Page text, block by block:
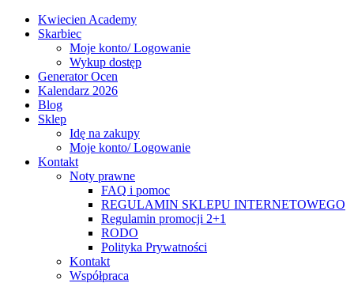
Kwiecien Academy
Skarbiec
Moje konto/ Logowanie
Wykup dostęp
Generator Ocen
Kalendarz 2026
Blog
Sklep
Idę na zakupy
Moje konto/ Logowanie
Kontakt
Noty prawne
FAQ i pomoc
REGULAMIN SKLEPU INTERNETOWEGO
Regulamin promocji 2+1
RODO
Polityka Prywatności
Kontakt
Współpraca